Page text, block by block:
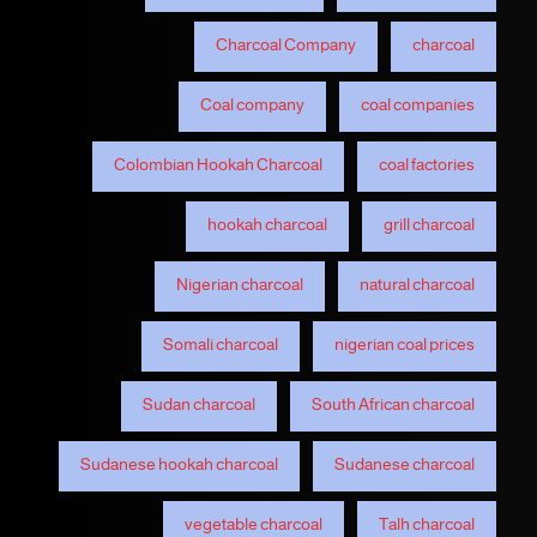
charcoal
Charcoal Company
coal companies
Coal company
coal factories
Colombian Hookah Charcoal
grill charcoal
hookah charcoal
natural charcoal
Nigerian charcoal
nigerian coal prices
Somali charcoal
South African charcoal
Sudan charcoal
Sudanese charcoal
Sudanese hookah charcoal
Talh charcoal
vegetable charcoal